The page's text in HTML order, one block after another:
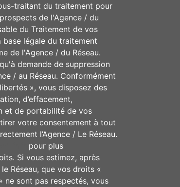
traitant du traitement pour
de l'Agence / du
du Traitement de vos
base légale du traitement
de l'Agence / du Réseau.
demande de suppression
/ au Réseau. Conformément
», vous disposez des
d’effacement,
et de portabilité de vos
votre consentement à tout
l’Agence / Le Réseau.
pour plus
Si vous estimez, après
Réseau, que vos droits «
ne sont pas respectés, vous